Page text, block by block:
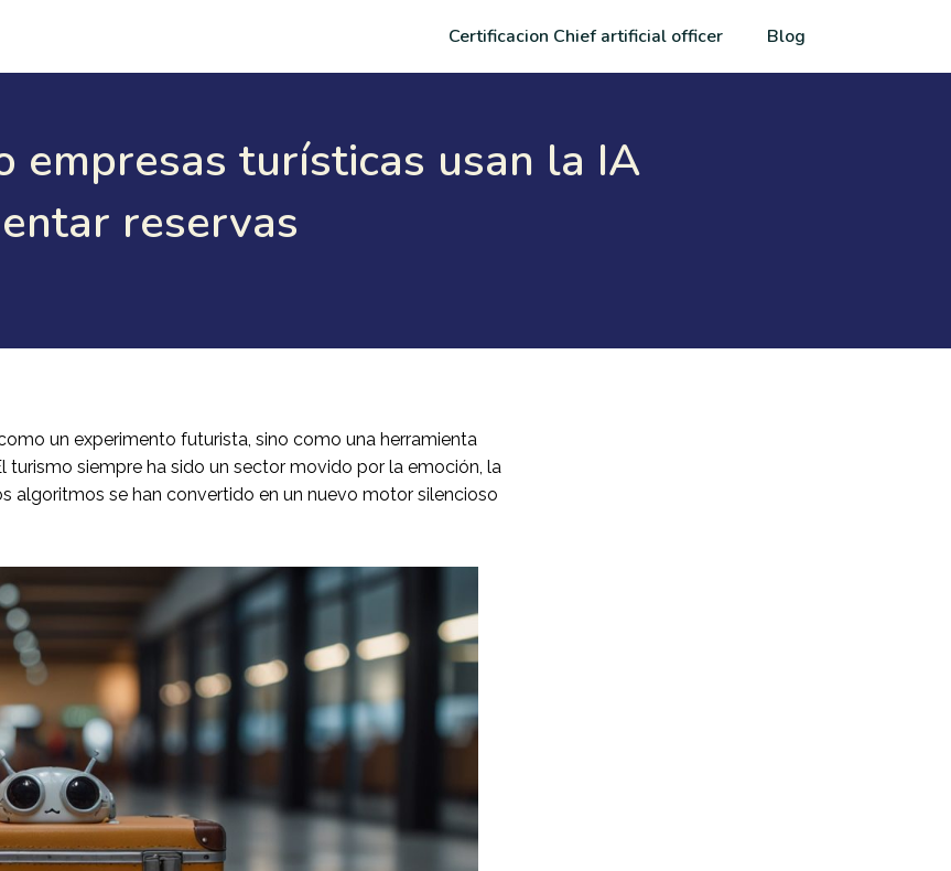
Certificacion Chief artificial officer Blog
empresas turísticas usan la IA
reservas
un experimento futurista, sino como una herramienta
turismo siempre ha sido un sector movido por la emoción, la
algoritmos se han convertido en un nuevo motor silencioso